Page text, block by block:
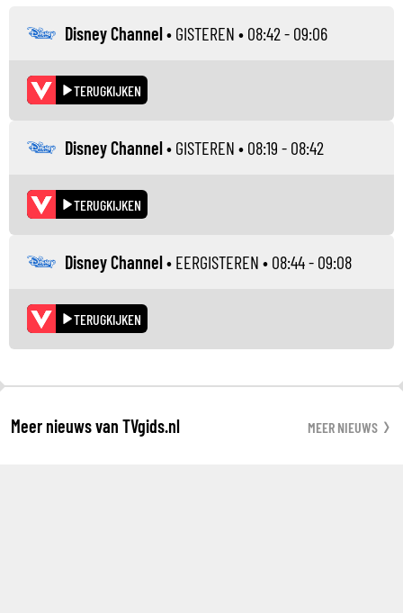
Disney Channel• GISTEREN • 08:42 - 09:06
TERUGKIJKEN
Disney Channel• GISTEREN • 08:19 - 08:42
TERUGKIJKEN
Disney Channel• EERGISTEREN • 08:44 - 09:08
TERUGKIJKEN
Meer nieuws van TVgids.nl MEER NIEUWS